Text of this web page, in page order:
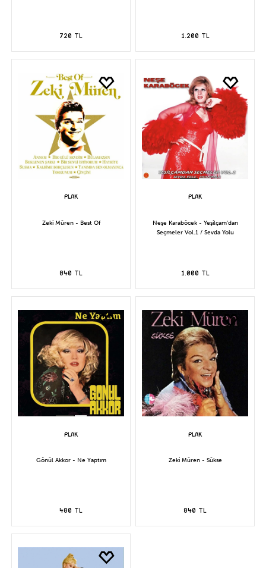
720 TL 1.200 TL
Zeki Müren - Best Of
840 TL
Neşe Karaböcek - Yeşilçam'dan
Seçmeler Vol.1 / Sevda Yolu
1.000 TL
Gönül Akkor - Ne Yaptım
480 TL
Zeki Müren - Sükse
840 TL